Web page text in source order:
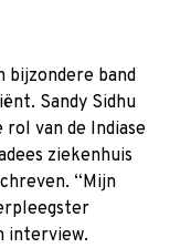
bijzondere band
Sandy Sidhu
van de Indiase
ziekenhuis
“Mijn
interview.